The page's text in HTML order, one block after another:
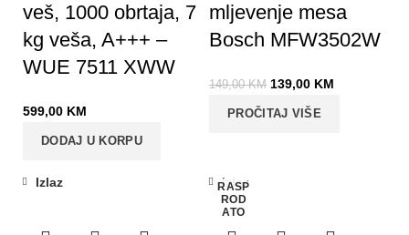
veš, 1000 obrtaja, 7
kg veša, A+++ –
WUE 7511 XWW
599,00 KM
DODAJ U KORPU
mljevenje mesa
Bosch MFW3502W
149,00KM 139,00 KM
PROČITAJ VIŠE
Izlaz
RASP
ROD
ATO
Izlaz